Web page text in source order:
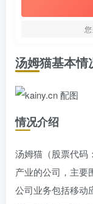
汤姆猫基本情
情况介绍
汤姆猫（股票代码
产业的公司，主要
公司业务包括移动